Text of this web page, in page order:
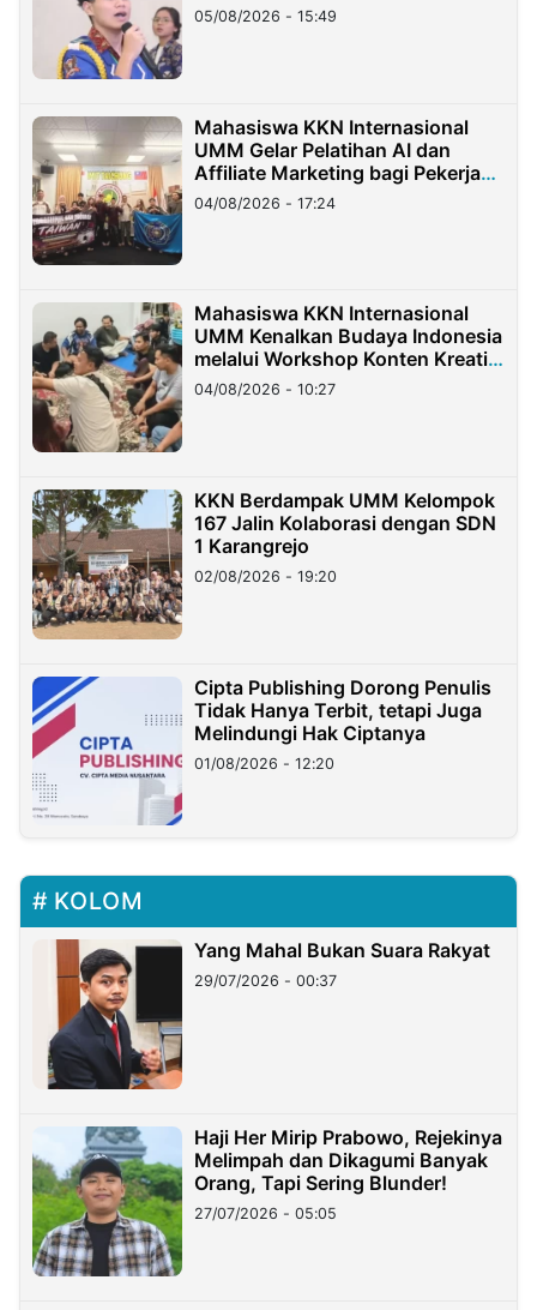
05/08/2026 - 15:49
Mahasiswa KKN Internasional
UMM Gelar Pelatihan AI dan
Affiliate Marketing bagi Pekerja
Migran Indonesia di Taiwan
04/08/2026 - 17:24
Mahasiswa KKN Internasional
UMM Kenalkan Budaya Indonesia
melalui Workshop Konten Kreatif
di Taiwan
04/08/2026 - 10:27
KKN Berdampak UMM Kelompok
167 Jalin Kolaborasi dengan SDN
1 Karangrejo
02/08/2026 - 19:20
Cipta Publishing Dorong Penulis
Tidak Hanya Terbit, tetapi Juga
Melindungi Hak Ciptanya
01/08/2026 - 12:20
KOLOM
Yang Mahal Bukan Suara Rakyat
29/07/2026 - 00:37
Haji Her Mirip Prabowo, Rejekinya
Melimpah dan Dikagumi Banyak
Orang, Tapi Sering Blunder!
27/07/2026 - 05:05